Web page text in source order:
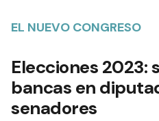
EL NUEVO CONGRESO
Elecciones 2023:
bancas en
senadores